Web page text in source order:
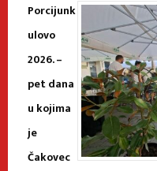
Porcijunk
ulovo
2026. –
pet dana
u kojima
je
Čakovec